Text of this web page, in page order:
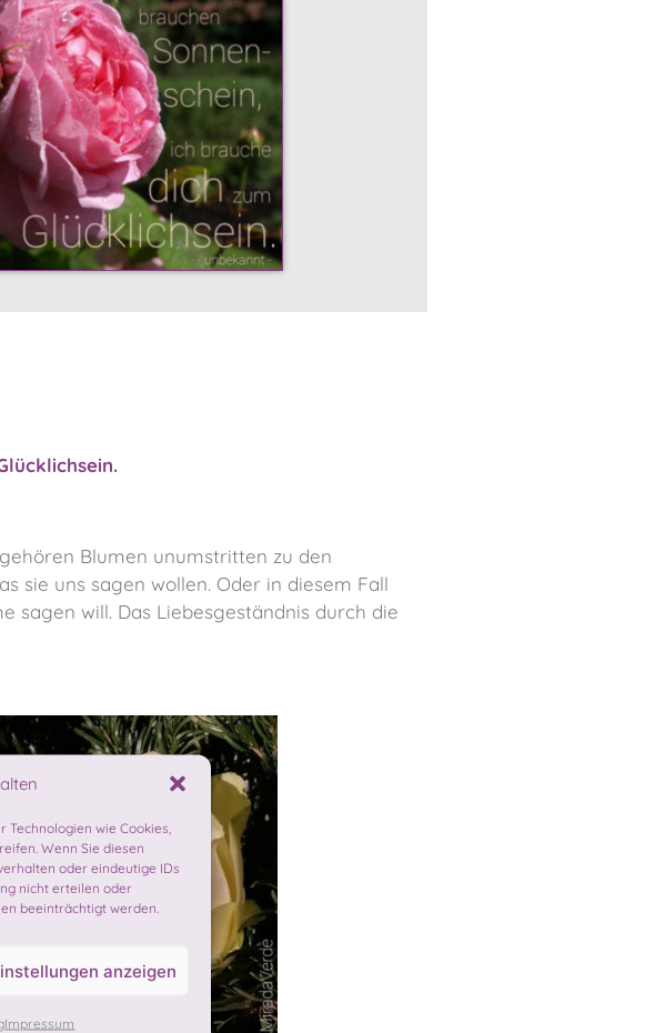
wie Cookies,
Wenn Sie diesen
oder eindeutige IDs
nicht erteilen oder
beeinträchtigt werden.
anzeigen
Impressum
Blumen unumstritten zu den
sie uns sagen wollen. Oder in diesem Fall
sagen will. Das Liebesgeständnis durch die